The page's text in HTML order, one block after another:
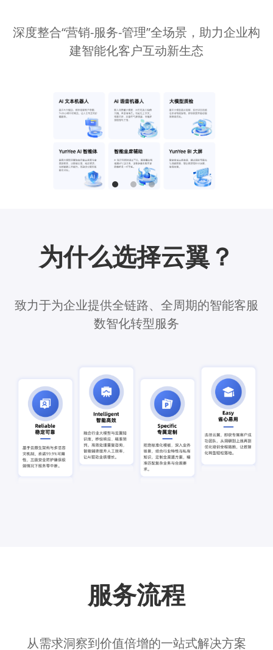
深度整合“营销-服务-管理”全场景，助力企业构
建智能化客户互动新生态
为什么选择云翼？
致力于为企业提供全链路、全周期的智能客服
数智化转型服务
服务流程
从需求洞察到价值倍增的一站式解决方案